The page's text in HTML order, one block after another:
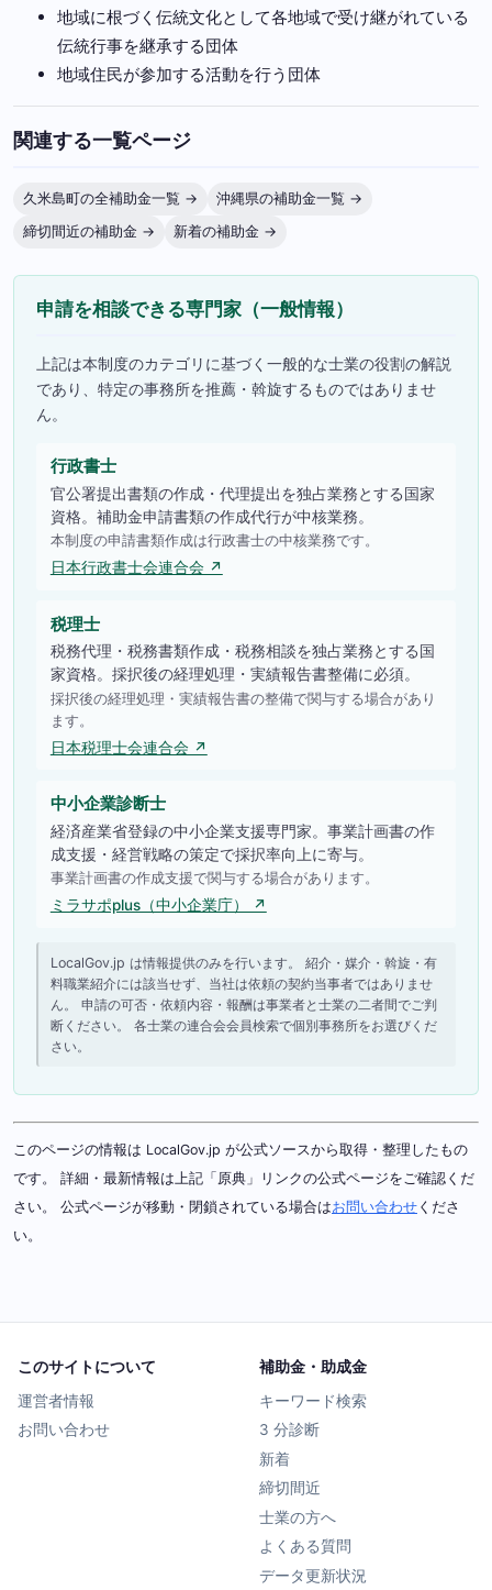
地域に根づく伝統文化として各地域で受け継がれている
伝統行事を継承する団体
地域住民が参加する活動を行う団体
関連する一覧ページ
久米島町の全補助金一覧 →
沖縄県の補助金一覧 →
締切間近の補助金 →
新着の補助金 →
申請を相談できる専門家（一般情報）
上記は本制度のカテゴリに基づく一般的な士業の役割の解説
であり、特定の事務所を推薦・斡旋するものではありませ
ん。
行政書士
官公署提出書類の作成・代理提出を独占業務とする国家
資格。補助金申請書類の作成代行が中核業務。
本制度の申請書類作成は行政書士の中核業務です。
日本行政書士会連合会 ↗
税理士
税務代理・税務書類作成・税務相談を独占業務とする国
家資格。採択後の経理処理・実績報告書整備に必須。
採択後の経理処理・実績報告書の整備で関与する場合があり
ます。
日本税理士会連合会 ↗
中小企業診断士
経済産業省登録の中小企業支援専門家。事業計画書の作
成支援・経営戦略の策定で採択率向上に寄与。
事業計画書の作成支援で関与する場合があります。
ミラサポplus（中小企業庁） ↗
LocalGov.jp は情報提供のみを行います。 紹介・媒介・斡旋・有
料職業紹介には該当せず、当社は依頼の契約当事者ではありませ
ん。 申請の可否・依頼内容・報酬は事業者と士業の二者間でご判
断ください。 各士業の連合会会員検索で個別事務所をお選びくだ
さい。
このページの情報は LocalGov.jp が公式ソースから取得・整理したもの
です。 詳細・最新情報は上記「原典」リンクの公式ページをご確認くだ
さい。 公式ページが移動・閉鎖されている場合はお問い合わせ くださ
い。
このサイトについて
運営者情報
お問い合わせ
補助金・助成金
キーワード検索
3 分診断
新着
締切間近
士業の方へ
よくある質問
データ更新状況